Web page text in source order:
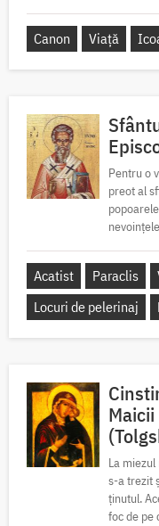
Canon Viață
Pentru o
preot al
Acatist Paraclis
Locuri de pelerinaj
La
s-a trezit
ținutul.
foc de pe